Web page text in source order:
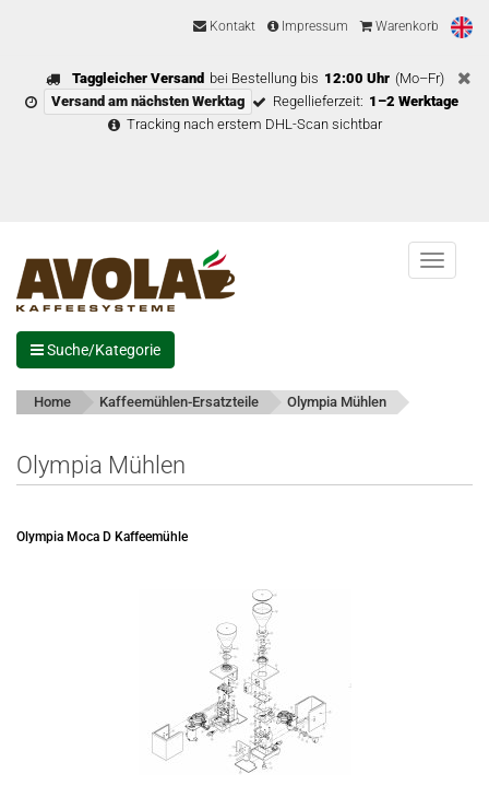
Kontakt Impressum Warenkorb
Taggleicher Versand bei Bestellung bis 12:00 Uhr (Mo–Fr)
Versand am nächsten Werktag
Regellieferzeit: 1–2 Werktage
Tracking nach erstem DHL-Scan sichtbar
Menu
Suche/Kategorie
Home Kaffeemühlen-Ersatzteile Olympia Mühlen
Olympia Mühlen
Olympia Moca D Kaffeemühle